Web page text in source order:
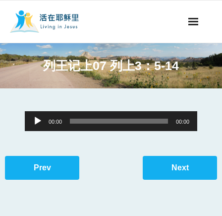
事工概要
永生之道
列王记上07 列上3：5-14
Audio
Player
00:00 00:00
Prev Next